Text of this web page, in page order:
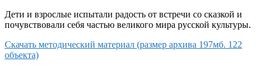
Дети и взрослые испытали радость от встречи со сказкой и
почувствовали себя частью великого мира русской культуры.
Скачать методический материал (размер архива 197мб. 122
объекта)